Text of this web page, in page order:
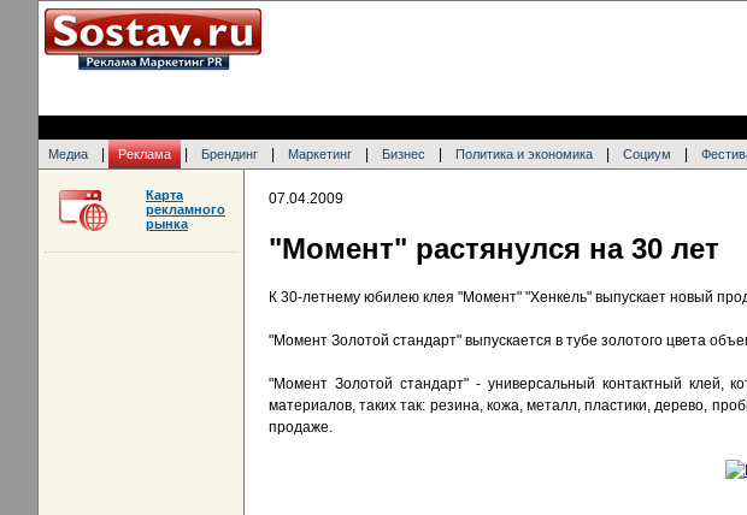
Медиа Реклама Брендинг Маркетинг Бизнес Политика и экономика Социум
07.04.2009
"Момент" растянулся на 30 лет
К 30-летнему юбилею клея "Момент" "Хенкель" выпускает новый
"Момент Золотой стандарт" выпускается в тубе золотого цвета
"Момент Золотой стандарт" - универсальный контактный клей,
материалов, таких так: резина, кожа, металл, пластики, дерево,
продаже.
Карта
рекламного
рынка